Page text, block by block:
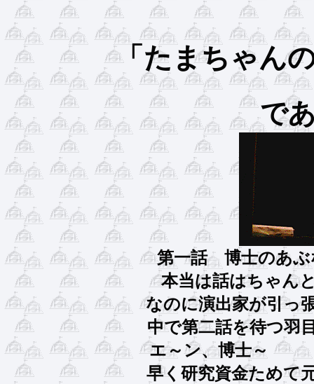
「たまちゃん
で
第一話 博士のあぶ
本当は話はちゃん
なのに演出家が引
中で第二話を
エ～
早く研究資金ため